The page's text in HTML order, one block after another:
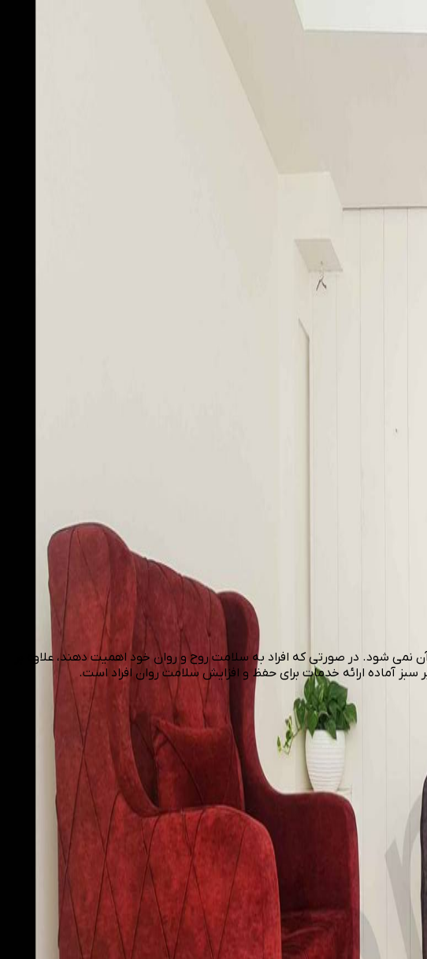
شود. در صورتی که افراد به سلامت روح و روان خود اهمیت دهند، علاوه بر
آماده ارائه خدمات برای حفظ و افزایش سلامت روان افراد است.